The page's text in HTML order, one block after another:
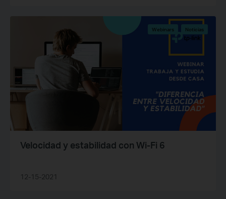
Webinars Noticias
Velocidad y estabilidad con Wi-Fi 6
12-15-2021